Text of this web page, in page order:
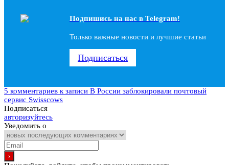
Подпишись на наc в Telegram!
Только важные новости и лучшие статьи
Подписаться
5 комментариев к записи В России заблокировали почтовый
сервис Swisscows
Подписаться
авторизуйтесь
Уведомить о